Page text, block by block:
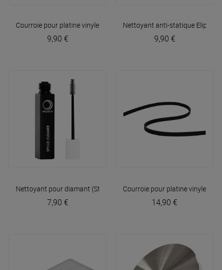
Courroie pour platine vinyle
9,90 €
Nettoyant anti-statique Elipson
9,90 €
Nettoyant pour diamant (Stylus Cleaner)Elipson
7,90 €
Courroie pour platine vinyle
14,90 €